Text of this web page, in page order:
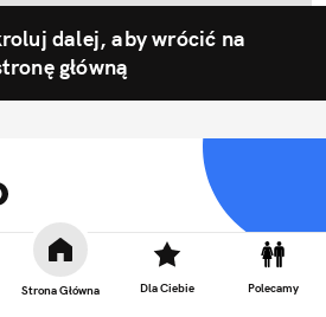
Strona Główna Dla Ciebie Polecamy
dalej, aby wrócić na
główną